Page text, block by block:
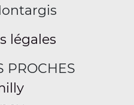
légales
PROCHES